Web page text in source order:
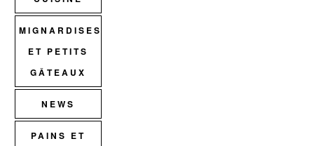
MIGNARDISES
ET PETITS
GÂTEAUX
NEWS
PAINS ET